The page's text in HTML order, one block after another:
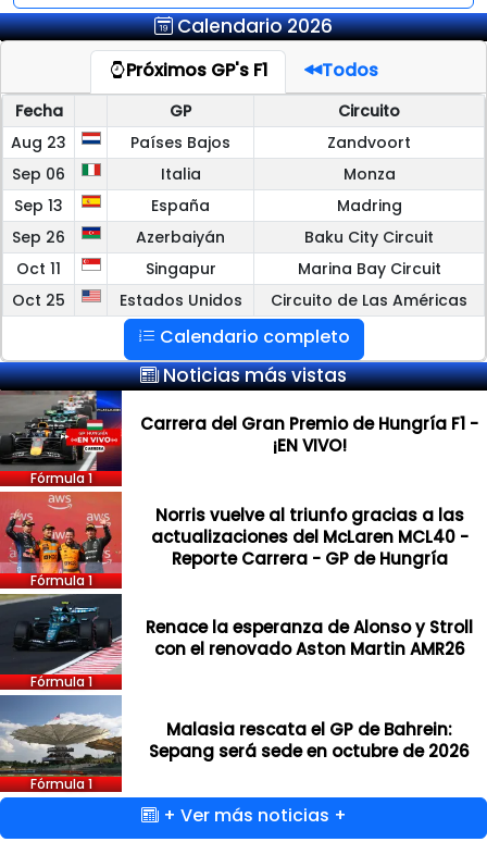
Calendario 2026
Próximos GP's F1 Todos
Fecha GP
Circuito
Aug 23
Países Bajos
Zandvoort
Sep 06
Italia
Monza
Sep 13
España
Madring
Sep 26
Azerbaiyán
Baku City Circuit
Oct 11
Singapur
Marina Bay Circuit
Oct 25
Estados Unidos Circuito de Las Américas
Calendario completo
Noticias más vistas
Fórmula 1
Carrera del Gran Premio de Hungría F1 -
¡EN VIVO!
Fórmula 1
Norris vuelve al triunfo gracias a las
actualizaciones del McLaren MCL40 -
Reporte Carrera - GP de Hungría
Fórmula 1
Renace la esperanza de Alonso y Stroll
con el renovado Aston Martin AMR26
Fórmula 1
Malasia rescata el GP de Bahrein:
Sepang será sede en octubre de 2026
+ Ver más noticias +